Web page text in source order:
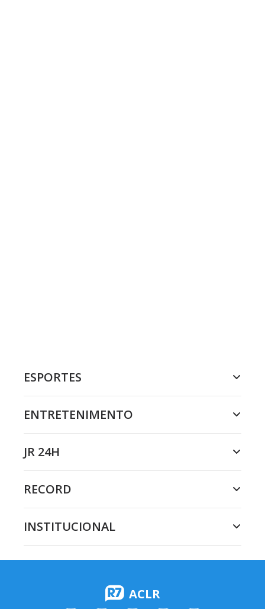
ESPORTES
ENTRETENIMENTO
JR 24H
RECORD
INSTITUCIONAL
ACLR